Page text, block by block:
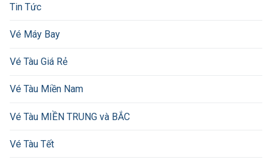
Tin Tức
Vé Máy Bay
Vé Tàu Giá Rẻ
Vé Tàu Miền Nam
Vé Tàu MIỀN TRUNG và BẮC
Vé Tàu Tết